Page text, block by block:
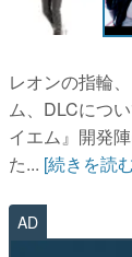
レオンの指輪
ム、DLCにつ
イエム』開発
た... [続きを読
AD